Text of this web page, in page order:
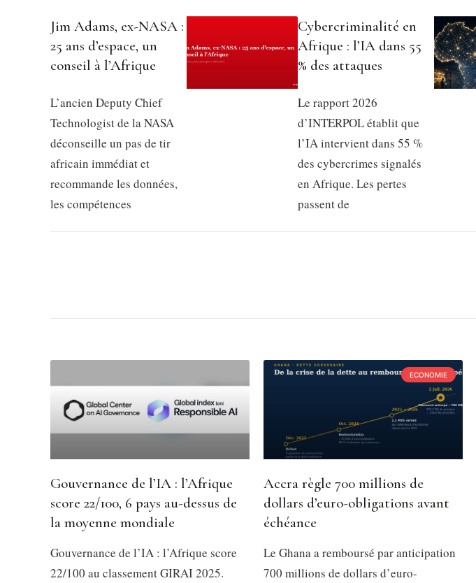
Jim Adams, ex-NASA :
25 ans d’espace, un
conseil à l’Afrique
L’ancien Deputy Chief
Technologist de la NASA
déconseille un pas de tir
africain immédiat et
recommande les données,
les compétences
Cybercriminalité en
Afrique : l’IA dans 55
% des attaques
Le rapport 2026
d’INTERPOL établit que
l’IA intervient dans 55 %
des cybercrimes signalés
en Afrique. Les pertes
passent de
Gouvernance de l’IA : l’Afrique
score 22/100, 6 pays au-dessus de
la moyenne mondiale
Gouvernance de l’IA : l’Afrique score
22/100 au classement GIRAI 2025.
ECONOMIE
Accra règle 700 millions de
dollars d’euro-obligations avant
échéance
Le Ghana a remboursé par anticipation
700 millions de dollars d’euro-